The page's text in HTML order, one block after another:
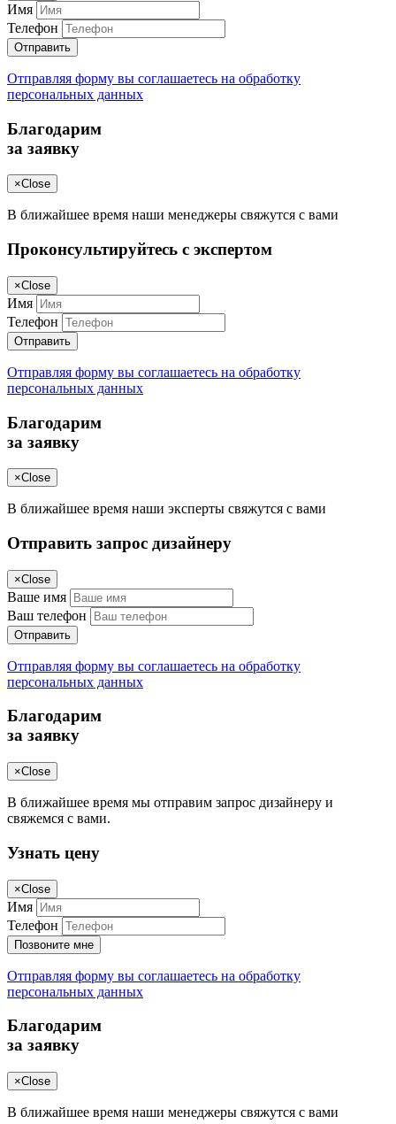
Имя
Телефон
Отправить
Отправляя форму вы соглашаетесь на обработку
персональных данных
Благодарим
за заявку
×Close
В ближайшее время наши менеджеры свяжутся с вами
Проконсультируйтесь с экспертом
×Close
Имя
Телефон
Отправить
Отправляя форму вы соглашаетесь на обработку
персональных данных
Благодарим
за заявку
×Close
В ближайшее время наши эксперты свяжутся с вами
Отправить запрос дизайнеру
×Close
Ваше имя
Ваш телефон
Отправить
Отправляя форму вы соглашаетесь на обработку
персональных данных
Благодарим
за заявку
×Close
В ближайшее время мы отправим запрос дизайнеру и
свяжемся с вами.
Узнать цену
×Close
Имя
Телефон
Позвоните мне
Отправляя форму вы соглашаетесь на обработку
персональных данных
Благодарим
за заявку
×Close
В ближайшее время наши менеджеры свяжутся с вами